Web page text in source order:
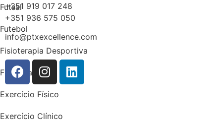
Futsal
Futebol
Fisioterapia Desportiva
Fisioterapia
Exercício Físico
Exercício Clínico
+351 919 017 248
+351 936 575 050
info@ptxexcellence.com